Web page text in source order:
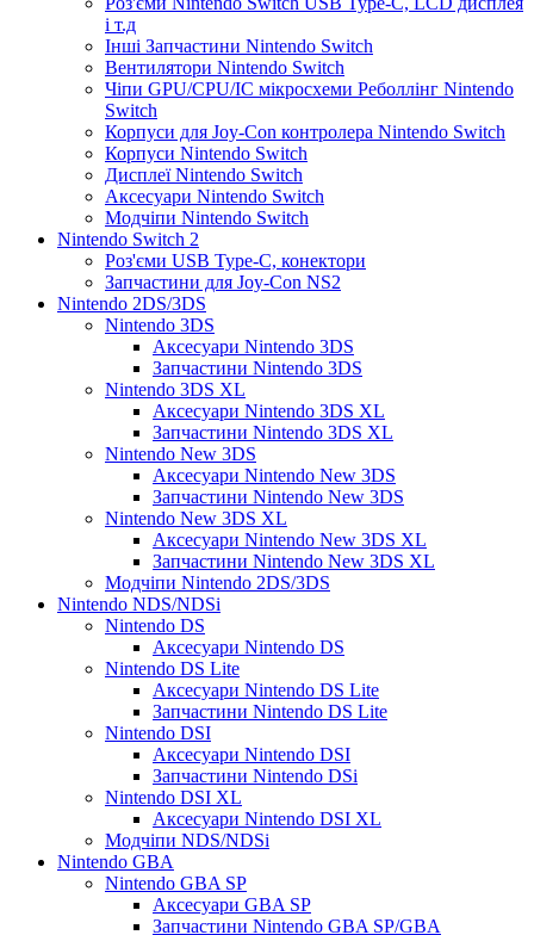
і т.д
Інші Запчастини Nintendo Switch
Вентилятори Nintendo Switch
Чіпи GPU/CPU/IC мікросхеми Реболлінг Nintendo
Switch
Корпуси для Joy-Con контролера Nintendo Switch
Корпуси Nintendo Switch
Дисплеї Nintendo Switch
Аксесуари Nintendo Switch
Модчіпи Nintendo Switch
Nintendo Switch 2
Роз'єми USB Type-C, конектори
Запчастини для Joy-Con NS2
Nintendo 2DS/3DS
Nintendo 3DS
Аксесуари Nintendo 3DS
Запчастини Nintendo 3DS
Nintendo 3DS XL
Аксесуари Nintendo 3DS XL
Запчастини Nintendo 3DS XL
Nintendo New 3DS
Аксесуари Nintendo New 3DS
Запчастини Nintendo New 3DS
Nintendo New 3DS XL
Аксесуари Nintendo New 3DS XL
Запчастини Nintendo New 3DS XL
Модчіпи Nintendo 2DS/3DS
Nintendo NDS/NDSi
Nintendo DS
Аксесуари Nintendo DS
Nintendo DS Lite
Аксесуари Nintendo DS Lite
Запчастини Nintendo DS Lite
Nintendo DSI
Аксесуари Nintendo DSI
Запчастини Nintendo DSi
Nintendo DSI XL
Аксесуари Nintendo DSI XL
Модчіпи NDS/NDSi
Nintendo GBA
Nintendo GBA SP
Аксесуари GBA SP
Запчастини Nintendo GBA SP/GBA